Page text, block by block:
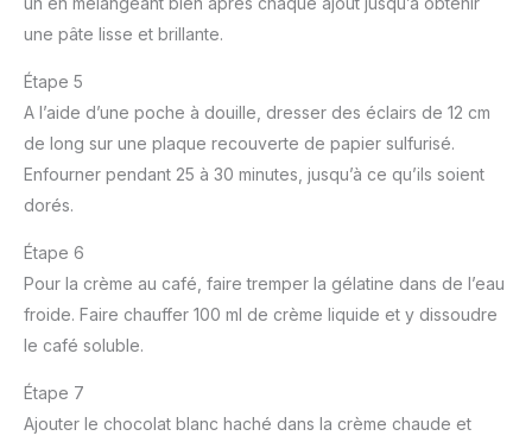
une pâte lisse et brillante.
Étape 5
A l’aide d’une poche à douille, dresser des éclairs de 12 cm
de long sur une plaque recouverte de papier sulfurisé.
Enfourner pendant 25 à 30 minutes, jusqu’à ce qu’ils soient
dorés.
Étape 6
Pour la crème au café, faire tremper la gélatine dans de l’eau
froide. Faire chauffer 100 ml de crème liquide et y dissoudre
le café soluble.
Étape 7
Ajouter le chocolat blanc haché dans la crème chaude et